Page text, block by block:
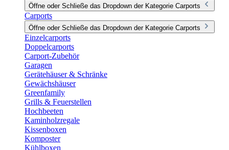
Öffne oder Schließe das Dropdown der Kategorie Carports
Carports
Öffne oder Schließe das Dropdown der Kategorie Carports
Einzelcarports
Doppelcarports
Carport-Zubehör
Garagen
Gerätehäuser & Schränke
Gewächshäuser
Greenfamily
Grills & Feuerstellen
Hochbeeten
Kaminholzregale
Kissenboxen
Komposter
Kühlboxen